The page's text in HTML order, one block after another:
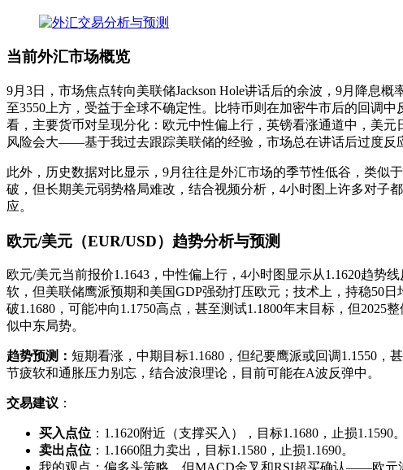
当前外汇市场概览
9月3日，市场焦点转向美联储Jackson Hole讲话后的余波，9月降息
至3550上方，受益于全球不确定性。比特币则在加密牛市后的回调
看，主要货币对呈现分化：欧元中性偏上行，英镑看涨通道中，美
风险会大——基于我过去跟踪美联储的经验，市场总在讲话后过度反
此外，历史数据对比显示，9月往往是外汇市场的季节性低谷，类似
破，但长期美元弱势格局难改，结合视频分析，4小时图上许多对子
应。
欧元/美元（EUR/USD）趋势分析与预测
欧元/美元当前报价1.1643，中性偏上行，4小时图显示从1.1620趋势
软，但美联储鹰派预期和美国GDP强劲打压欧元；技术上，持稳50
破1.1680，可能冲向1.1750高点，甚至测试1.1800年末目标，但
似中东局势。
趋势预测： 短期看涨，中期目标1.1680，但纪要鹰派或回调1.1550
节疲软和通胀压力别忘，结合波浪理论，目前可能在A波反弹中。
交易建议 ：
买入点位 ：1.1620附近（支撑买入），目标1.1680，止损1.1590。
卖出点位 ：1.1660阻力卖出，目标1.1580，止损1.1690。